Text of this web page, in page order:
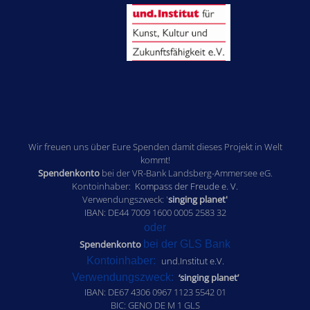
Wir freuen uns über Eure Spenden damit dieses Projekt in Welt
kommt!
Spendenkontobei der VR-Bank Landsberg-Ammersee eG.
Kontoinhaber: Kompass der Freude e. V.
Verwendungszweck: 'singing planet'
IBAN: DE44 7009 1600 0005 2583 32
oder
Spendenkonto bei der GLS Bank
Kontoinhaber: und.Institut e.V.
Verwendungszweck: ‘singing planet’
IBAN: DE67 4306 0967 1123 5542 01
BIC: GENO DE M 1 GLS